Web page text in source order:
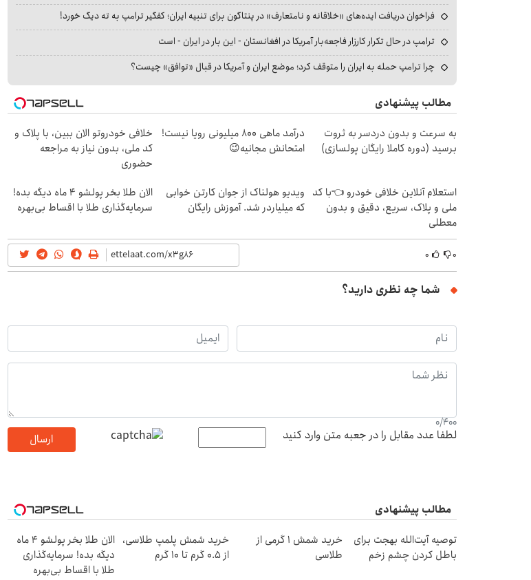
فراخوان دریافت ایده‌های «خلاقانه و نامتعارف» در پنتاگون برای تنبیه ایران؛ کفگیر ترامپ به ته دیگ خورد!
ترامپ در حال تکرار کارزار فاجعه‌بار آمریکا در افغانستان - این بار در ایران - است
چرا ترامپ حمله به ایران را متوقف کرد؛ موضع ایران و آمریکا در قبال «توافق» چیست؟
مطالب پیشنهادی
به سرعت و بدون دردسر به ثروت
برسید (دوره کاملا رایگان پولسازی)
درآمد ماهی 800 میلیونی رویا نیست!
امتحانش مجانیه😉
خلافی خودروتو الان ببین، با پلاک و
کد ملی، بدون نیاز به مراجعه
حضوری
استعلام آنلاین خلافی خودرو 👈با کد
ملی و پلاک، سریع، دقیق و بدون
معطلی
ویدیو هولناک از جوان کارتن خوابی
که میلیاردر شد. آموزش رایگان
الان طلا بخر پولشو 4 ماه دیگه بده!
سرمایه‌گذاری طلا با اقساط بی‌بهره
۰ ۰
شما چه نظری دارید؟
0/400
لطفا عدد مقابل را در جعبه متن وارد کنید ارسال
مطالب پیشنهادی
توصیه آیت‌الله بهجت برای
باطل کردن چشم زخم
خرید شمش 1 گرمی از
طلاسی
خرید شمش پلمپ طلاسی،
از ۰.۵ گرم تا ۱۰ گرم
الان طلا بخر پولشو 4 ماه
دیگه بده! سرمایه‌گذاری
طلا با اقساط بی‌بهره